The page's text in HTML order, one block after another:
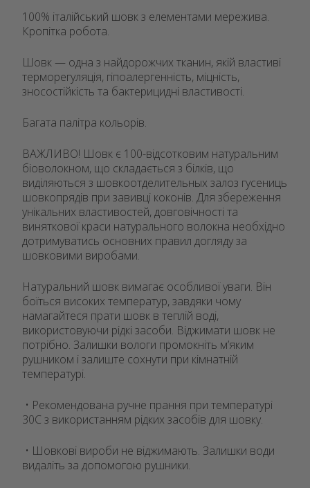
100% італійський шовк з елементами мережива.
Кропітка робота.
Шовк — одна з найдорожчих тканин, якій властиві
терморегуляція, гіпоалергенність, міцність,
зносостійкість та бактерицидні властивості.
Багата палітра кольорів.
ВАЖЛИВО! Шовк є 100-відсотковим натуральним
біоволокном, що складається з білків, що
виділяються з шовкоотделительных залоз гусениць
шовкопрядів при завивці коконів. Для збереження
унікальних властивостей, довговічності та
виняткової краси натурального волокна необхідно
дотримуватись основних правил догляду за
шовковими виробами.
Натуральний шовк вимагає особливої уваги. Він
боїться високих температур, завдяки чому
намагайтеся прати шовк в теплій воді,
використовуючи рідкі засоби. Віджимати шовк не
потрібно. Залишки вологи промокніть м’яким
рушником і залиште сохнути при кімнатній
температурі.
• Рекомендована ручне прання при температурі
30С з використанням рідких засобів для шовку.
• Шовкові вироби не віджимають. Залишки води
видаліть за допомогою рушники.